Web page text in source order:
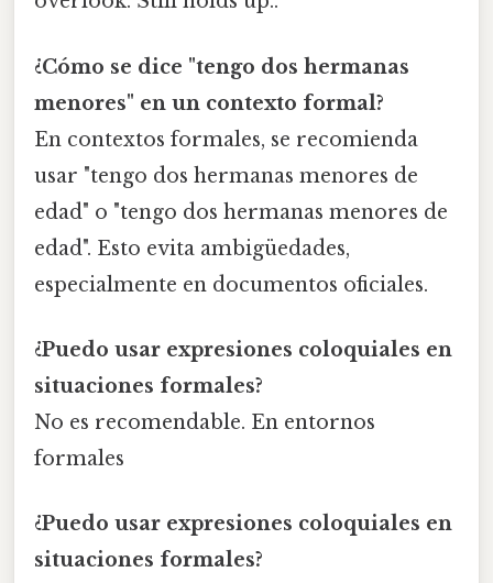
¿Cómo se dice "tengo dos hermanas
menores" en un contexto formal?
En contextos formales, se recomienda
usar "tengo dos hermanas menores de
edad" o "tengo dos hermanas menores de
edad". Esto evita ambigüedades,
especialmente en documentos oficiales.
¿Puedo usar expresiones coloquiales en
situaciones formales?
No es recomendable. En entornos
formales
¿Puedo usar expresiones coloquiales en
situaciones formales?